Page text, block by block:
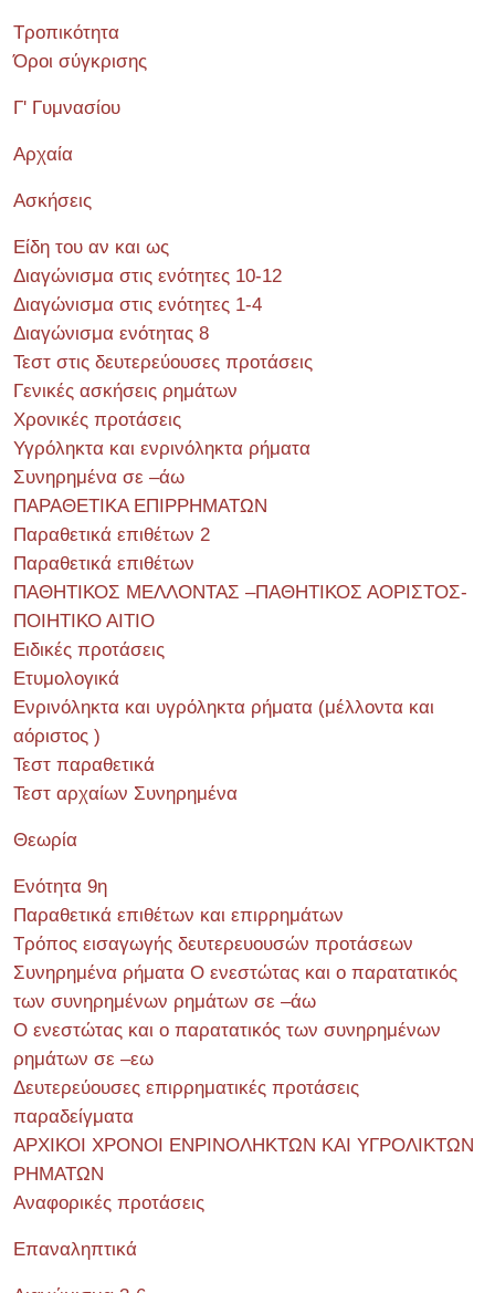
Τροπικότητα
Όροι σύγκρισης
Γ' Γυμνασίου
Αρχαία
Ασκήσεις
Είδη του αν και ως
Διαγώνισμα στις ενότητες 10-12
Διαγώνισμα στις ενότητες 1-4
Διαγώνισμα ενότητας 8
Τεστ στις δευτερεύουσες προτάσεις
Γενικές ασκήσεις ρημάτων
Χρονικές προτάσεις
Υγρόληκτα και ενρινόληκτα ρήματα
Συνηρημένα σε –άω
ΠΑΡΑΘΕΤΙΚΑ ΕΠΙΡΡΗΜΑΤΩΝ
Παραθετικά επιθέτων 2
Παραθετικά επιθέτων
ΠΑΘΗΤΙΚΟΣ ΜΕΛΛΟΝΤΑΣ –ΠΑΘΗΤΙΚΟΣ ΑΟΡΙΣΤΟΣ-
ΠΟΙΗΤΙΚΟ ΑΙΤΙΟ
Ειδικές προτάσεις
Ετυμολογικά
Ενρινόληκτα και υγρόληκτα ρήματα (μέλλοντα και
αόριστος )
Τεστ παραθετικά
Τεστ αρχαίων Συνηρημένα
Θεωρία
Ενότητα 9η
Παραθετικά επιθέτων και επιρρημάτων
Τρόπος εισαγωγής δευτερευουσών προτάσεων
Συνηρημένα ρήματα Ο ενεστώτας και ο παρατατικός
των συνηρημένων ρημάτων σε –άω
Ο ενεστώτας και ο παρατατικός των συνηρημένων
ρημάτων σε –εω
Δευτερεύουσες επιρρηματικές προτάσεις
παραδείγματα
ΑΡΧΙΚΟΙ ΧΡΟΝΟΙ ΕΝΡΙΝΟΛΗΚΤΩΝ ΚΑΙ ΥΓΡΟΛΙΚΤΩΝ
ΡΗΜΑΤΩΝ
Αναφορικές προτάσεις
Επαναληπτικά